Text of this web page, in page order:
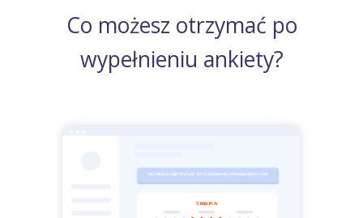
Co możesz otrzymać po
wypełnieniu ankiety?